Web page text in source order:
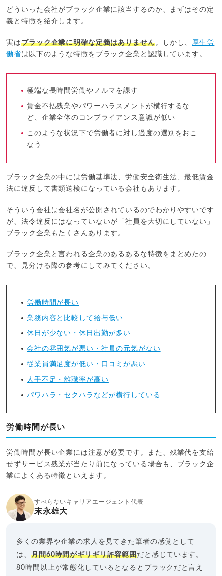
どういった会社がブラック企業に該当するのか、まずはその定
義と特徴を紹介します。
実はブラック企業に明確な定義はありません。しかし、 厚生労
働省は以下のような特徴をブラック企業と認識しています。
極端な長時間労働やノルマを課す
賃金不払残業やパワーハラスメントが横行するな
ど、企業全体のコンプライアンス意識が低い
このような状況下で労働者に対し過度の選別をおこ
なう
ブラック企業の中には労働基準法、労働安全衛生法、最低賃金
法に違反して書類送検になっている会社もあります。
そういう会社は会社名が公開されているのでわかりやすいです
が、法令違反にはなっていないが「社員を大切にしていない」
ブラック企業もたくさんあります。
ブラック企業と言われる企業のあるあるな特徴をまとめたの
で、見分ける際の参考にしてみてください。
労働時間が長い
業務内容と比較して給与低い
休日が少ない・休日出勤が多い
会社の雰囲気が悪い・社員の元気がない
従業員満足度が低い・口コミが悪い
人手不足・離職率が高い
パワハラ・セクハラなどが横行している
労働時間が長い
労働時間が長い企業には注意が必要です。また、残業代を支給
せずサービス残業が当たり前になっている場合も、ブラック企
業によくある特徴といえます。
すべらないキャリアエージェント代表
末永雄大
多くの業界や企業の求人を見てきた筆者の感覚として
は、月間60時間がギリギリ許容範囲だと感じています。
80時間以上が常態化しているとなるとブラックだと言え